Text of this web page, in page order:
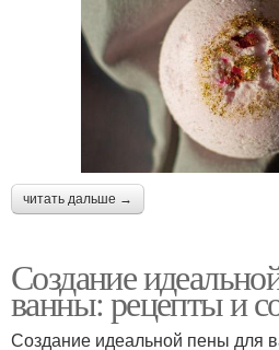
читать дальше →
Создание
ванны: рецепты и
Создание идеальной пены для